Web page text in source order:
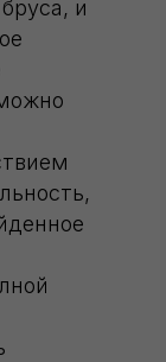
и